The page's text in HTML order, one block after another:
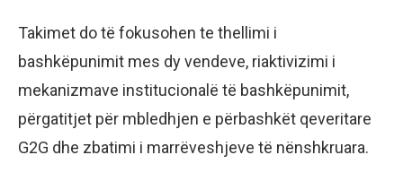
Takimet do të fokusohen te thellimi i
bashkëpunimit mes dy vendeve, riaktivizimi i
mekanizmave institucionalë të bashkëpunimit,
përgatitjet për mbledhjen e përbashkët qeveritare
G2G dhe zbatimi i marrëveshjeve të nënshkruara.